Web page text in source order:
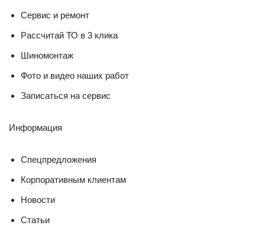
Cервис и ремонт
Рассчитай ТО в 3 клика
Шиномонтаж
Фото и видео наших работ
Записаться на сервис
Информация
Спецпредложения
Корпоративным клиентам
Новости
Статьи